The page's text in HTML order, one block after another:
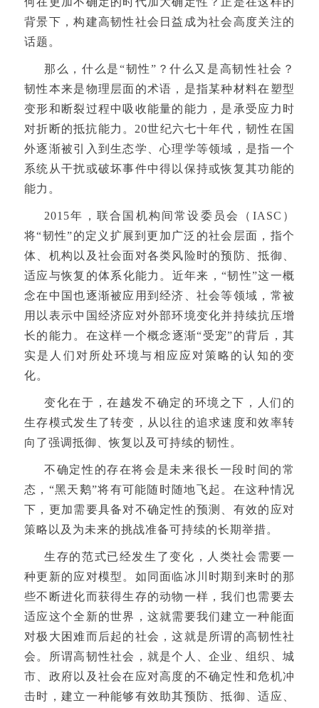
背景下，构建高韧性社会日益成为社会高度关注的
话题。
那么，什么是“韧性”？什么又是高韧性社会？
韧性本来是物理层面的术语，是指某种材料在塑型
变形和断裂过程中吸收能量的能力，是承受应力时
对折断的抵抗能力。20世纪六七十年代，韧性在国
外逐渐被引入到生态学、心理学等领域，是指一个
系统从干扰或破坏事件中得以保持或恢复其功能的
能力。
2015年，联合国机构间常设委员会（IASC）
将“韧性”的定义扩展到更加广泛的社会层面，指个
体、机构以及社会面对各类风险时的预防、抵御、
适应与恢复的体系化能力。近年来，“韧性”这一概
念在中国也逐渐被应用到经济、社会等领域，常被
用以表示中国经济应对外部环境变化并持续抗压增
长的能力。在这样一个概念逐渐“受宠”的背后，其
实是人们对所处环境与相应应对策略的认知的变
化。
变化在于，在越发不确定的环境之下，人们的
生存模式发生了转变，从以往的追求速度和效率转
向了强调抵御、恢复以及可持续的韧性。
不确定性的存在将会是未来很长一段时间的常
态，“黑天鹅”将有可能随时随地飞起。在这种情况
下，更加需要具备对不确定性的预测、有效的应对
策略以及为未来的挑战准备可持续的长期举措。
生存的范式已经发生了变化，人类社会需要一
种更新的应对模型。如同面临冰川时期到来时的那
些不断进化而获得生存的动物一样，我们也需要去
适应这个全新的世界，这就需要我们建立一种能面
对极大困难而后起的社会，这就是所谓的高韧性社
会。所谓高韧性社会，就是个人、企业、组织、城
市、政府以及社会在应对高度的不确定性和危机冲
击时，建立一种能够有效助其预防、抵御、适应、